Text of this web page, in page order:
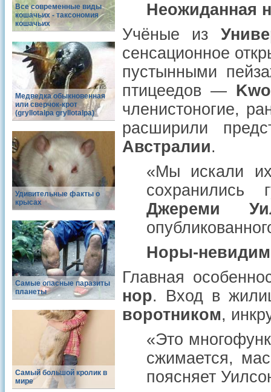
Все современные виды
кошачьих - таксономия
кошачьих
Медведка обыкновенная
или сверчок-крот
(gryllotalpa gryllotalpa)
Удивительные факты о
крысах
Самые опасные паразиты
планеты
Самый большой кролик в
мире
Неожиданная
Учёные из
сенсационное
пустынными
птицеедов —
членистоногие,
расширили
Австралии.
«Мы искали
Джереми
Норы-
Главная
нор. Вход в
воротником,
«Это
сжимается,
поясняет